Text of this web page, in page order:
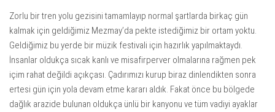
Zorlu bir tren yolu gezisini tamamlayıp normal şartlarda birkaç gün
kalmak için geldiğimiz Mezmay’da pekte istediğimiz bir ortam yoktu.
Geldiğimiz bu yerde bir müzik festivali için hazırlık yapılmaktaydı.
İnsanlar oldukça sıcak kanlı ve misafirperver olmalarına rağmen pek
içim rahat değildi açıkçası. Çadırımızı kurup biraz dinlendikten sonra
ertesi gün için yola devam etme kararı aldık. Fakat önce bu bölgede
dağlık arazide bulunan oldukça ünlü bir kanyonu ve tüm vadiyi ayaklar